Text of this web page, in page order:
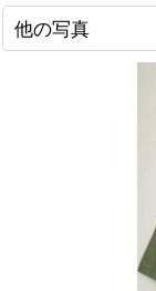
他の写真